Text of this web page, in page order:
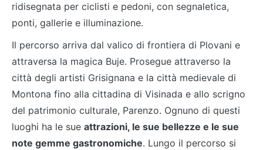
ridisegnata per ciclisti e pedoni, con segnaletica,
ponti, gallerie e illuminazione.
Il percorso arriva dal valico di frontiera di Plovani e
attraversa la magica Buje. Prosegue attraverso la
città degli artisti Grisignana e la città medievale di
Montona fino alla cittadina di Visinada e allo scrigno
del patrimonio culturale, Parenzo. Ognuno di questi
luoghi ha le sue attrazioni, le sue bellezze e le sue
note gemme gastronomiche. Lungo il percorso si